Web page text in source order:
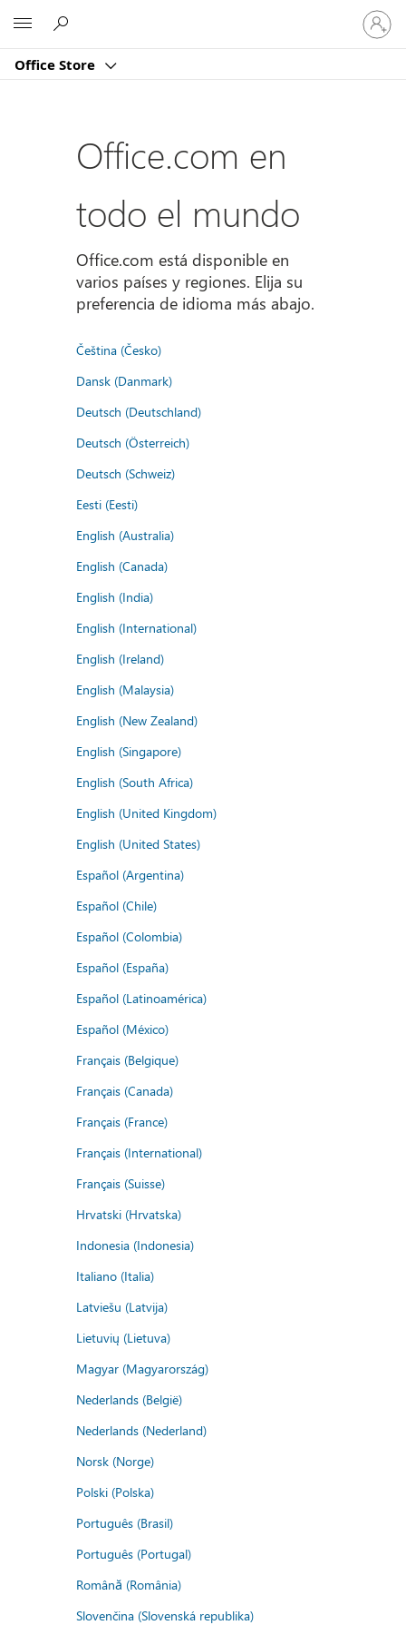
Office Store
Iniciar
sesión
en
cuenta
Office.com en
todo el mundo
Office.com está disponible en
varios países y regiones. Elija su
preferencia de idioma más abajo.
Čeština (Česko)
Dansk (Danmark)
Deutsch (Deutschland)
Deutsch (Österreich)
Deutsch (Schweiz)
Eesti (Eesti)
English (Australia)
English (Canada)
English (India)
English (International)
English (Ireland)
English (Malaysia)
English (New Zealand)
English (Singapore)
English (South Africa)
English (United Kingdom)
English (United States)
Español (Argentina)
Español (Chile)
Español (Colombia)
Español (España)
Español (Latinoamérica)
Español (México)
Français (Belgique)
Français (Canada)
Français (France)
Français (International)
Français (Suisse)
Hrvatski (Hrvatska)
Indonesia (Indonesia)
Italiano (Italia)
Latviešu (Latvija)
Lietuvių (Lietuva)
Magyar (Magyarország)
Nederlands (België)
Nederlands (Nederland)
Norsk (Norge)
Polski (Polska)
Português (Brasil)
Português (Portugal)
Română (România)
Slovenčina (Slovenská republika)